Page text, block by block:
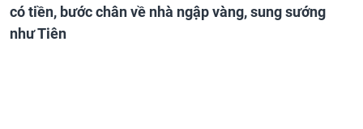
có tiền, bước chân về nhà ngập vàng, sung sướng
như Tiên